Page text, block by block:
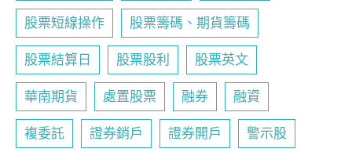
股票短線操作 股票籌碼、期貨籌碼
股票結算日 股票股利 股票英文
華南期貨 處置股票 融券 融資
複委託 證券銷戶 證券開戶 警示股